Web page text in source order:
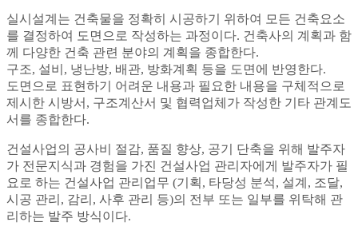
실시설계는 건축물을 정확히 시공하기 위하여 모든 건축요소
를 결정하여 도면으로 작성하는 과정이다. 건축사의 계획과 함
께 다양한 건축 관련 분야의 계획을 종합한다.
구조, 설비, 냉난방, 배관, 방화계획 등을 도면에 반영한다.
도면으로 표현하기 어려운 내용과 필요한 내용을 구체적으로
제시한 시방서, 구조계산서 및 협력업체가 작성한 기타 관계도
서를 종합한다.
건설사업의 공사비 절감, 품질 향상, 공기 단축을 위해 발주자
가 전문지식과 경험을 가진 건설사업 관리자에게 발주자가 필
요로 하는 건설사업 관리업무 (기획, 타당성 분석, 설계, 조달,
시공 관리, 감리, 사후 관리 등)의 전부 또는 일부를 위탁해 관
리하는 발주 방식이다.